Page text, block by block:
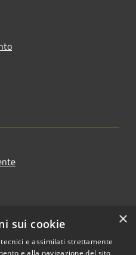
×
sui cookie
e assimilati strettamente
e alla navigazione del sito,